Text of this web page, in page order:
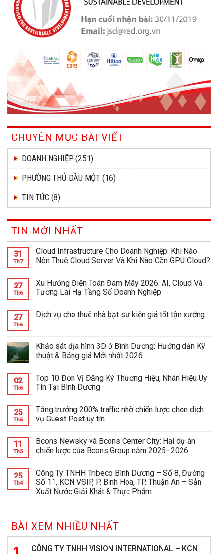
CHUYÊN MỤC BÀI VIẾT
DOANH NGHIỆP (251)
PHƯỜNG THỦ DẦU MỘT (16)
TIN TỨC (8)
TIN MỚI NHẤT
31
Th7
Cloud Infrastructure Cho Doanh Nghiệp: Khi Nào
Nên Thuê Cloud Server Và Khi Nào Cần GPU Cloud?
27
Th6
Xu Hướng Điện Toán Đám Mây 2026: AI, Cloud Và
Tương Lai Hạ Tầng Số Doanh Nghiệp
27
Th6
Dịch vụ cho thuê nhà bạt sự kiện giá tốt tận xưởng
Khảo sát địa hình 3D ở Bình Dương: Hướng dẫn Kỹ
thuật & Bảng giá Mới nhất 2026
02
Th6
Top 10 Đơn Vị Đăng Ký Thương Hiệu, Nhãn Hiệu Uy
Tín Tại Bình Dương
25
Th5
Tăng trưởng 200% traffic nhờ chiến lược chọn dịch
vụ Guest Post uy tín
11
Th5
Bcons Newsky và Bcons Center City: Hai dự án
chiến lược của Bcons Group năm 2025–2026
25
Th4
Công Ty TNHH Tribeco Bình Dương – Số 8, Đường
Số 11, KCN VSIP, P. Bình Hòa, TP. Thuận An – Sản
Xuất Nước Giải Khát & Thực Phẩm
BÀI XEM NHIỀU NHẤT
CÔNG TY TNHH VISION INTERNATIONAL – KCN